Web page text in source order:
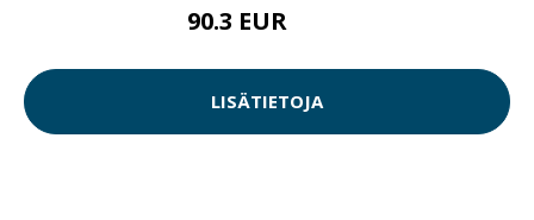
90.3 EUR
LISÄTIETOJA